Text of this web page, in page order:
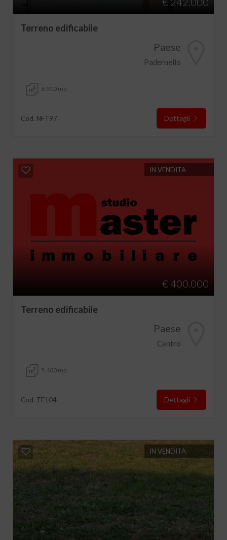
Terreno edificabile
Paese
Padernello
6.910 mq
Cod. NFT97 Dettagli
IN VENDITA
€ 400.000
Terreno edificabile
Paese
Centro
5.400 mq
Cod. TE104 Dettagli
IN VENDITA